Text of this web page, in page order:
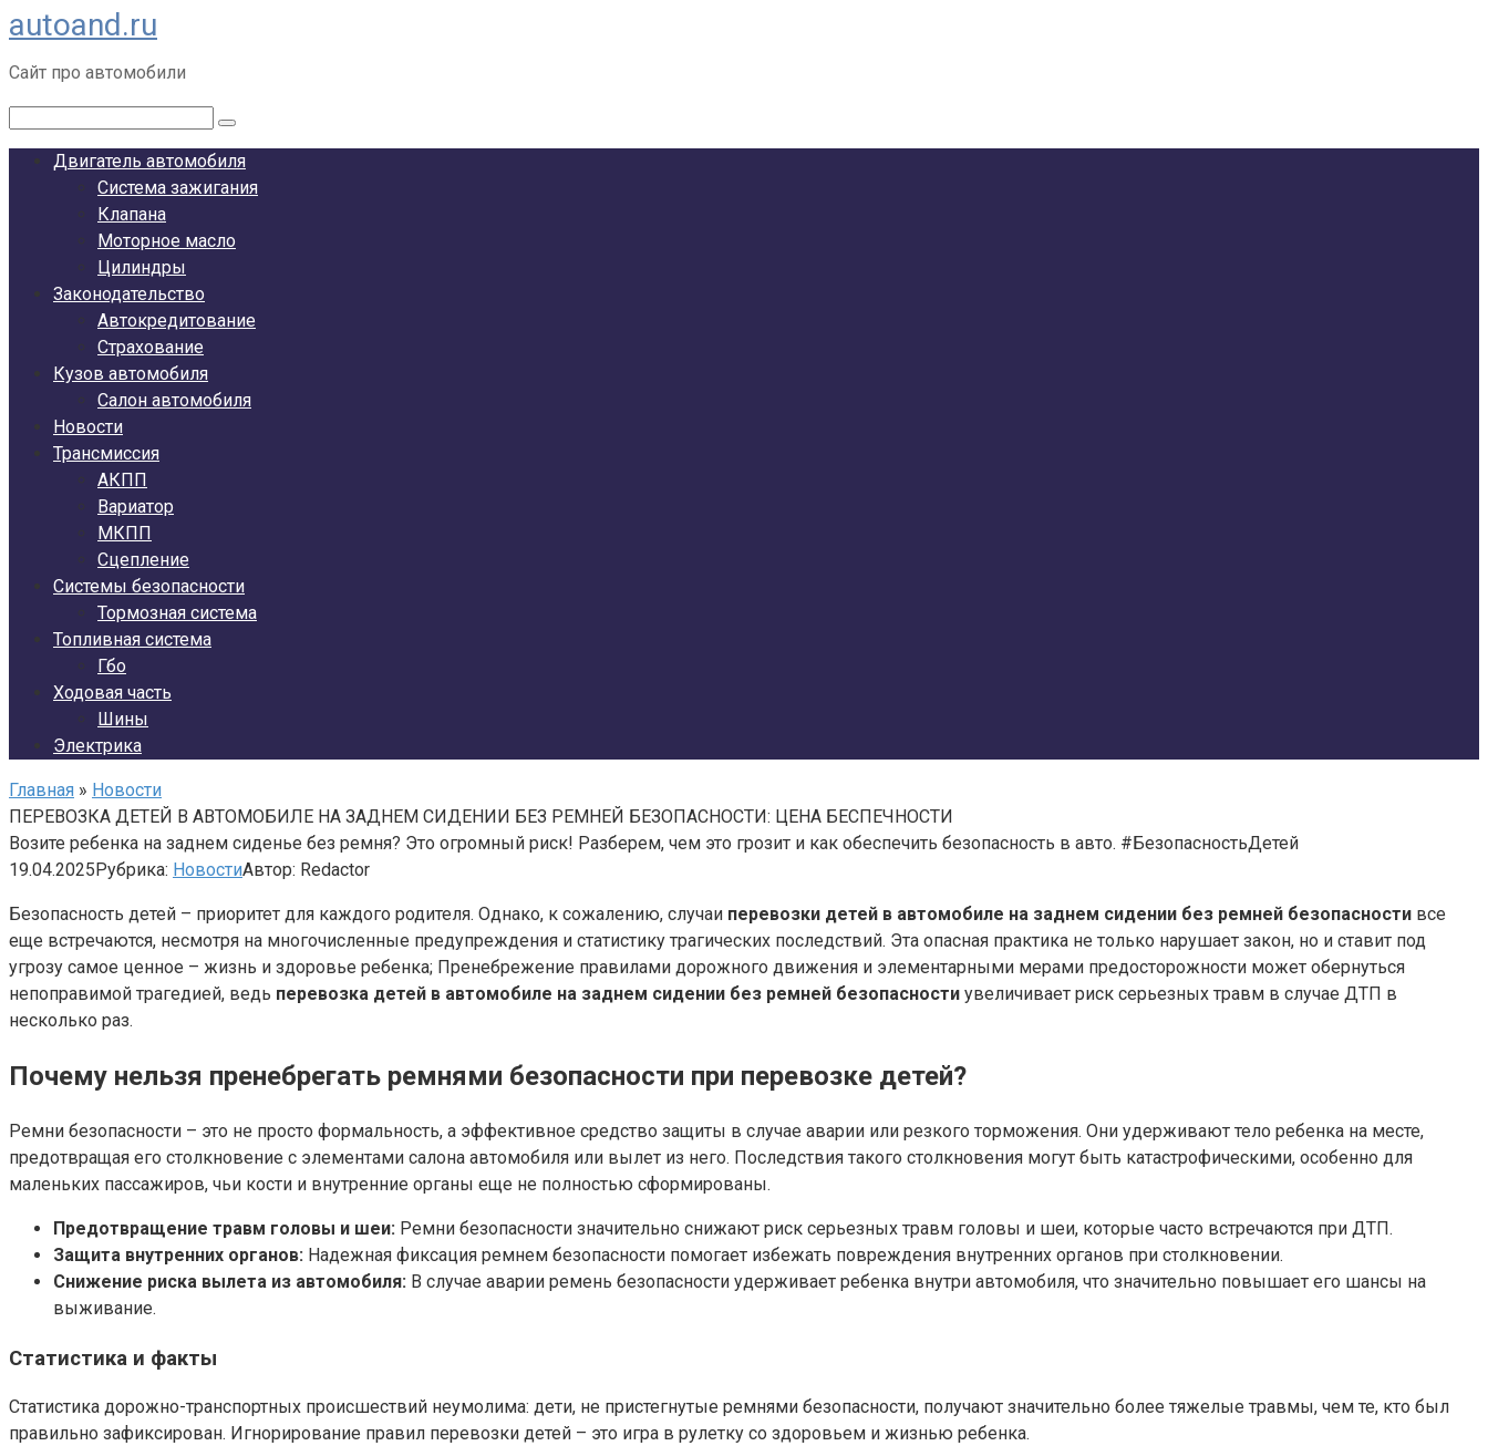
Перейти
к
контенту
autoand.ru
Сайт про автомобили
Двигатель автомобиля
Система зажигания
Клапана
Моторное масло
Цилиндры
Законодательство
Автокредитование
Страхование
Кузов автомобиля
Салон автомобиля
Новости
Трансмиссия
АКПП
Вариатор
МКПП
Сцепление
Системы безопасности
Тормозная система
Топливная система
Гбо
Ходовая часть
Шины
Электрика
Главная » Новости
ПЕРЕВОЗКА ДЕТЕЙ В АВТОМОБИЛЕ НА ЗАДНЕМ СИДЕНИИ БЕЗ РЕМНЕЙ БЕЗОПАСНОСТИ: ЦЕНА БЕСПЕЧНОСТИ
Возите ребенка на заднем сиденье без ремня? Это огромный риск! Разберем, чем это грозит и как обеспечить безопасность в авто. #БезопасностьДетей
19.04.2025Рубрика: НовостиАвтор: Redactor
Безопасность детей – приоритет для каждого родителя. Однако, к сожалению, случаи перевозки детей в автомобиле на заднем сидении без ремней безопасности все
еще встречаются, несмотря на многочисленные предупреждения и статистику трагических последствий. Эта опасная практика не только нарушает закон, но и ставит под
угрозу самое ценное – жизнь и здоровье ребенка; Пренебрежение правилами дорожного движения и элементарными мерами предосторожности может обернуться
непоправимой трагедией, ведь перевозка детей в автомобиле на заднем сидении без ремней безопасности увеличивает риск серьезных травм в случае ДТП в
несколько раз.
Почему нельзя пренебрегать ремнями безопасности при перевозке детей?
Ремни безопасности – это не просто формальность, а эффективное средство защиты в случае аварии или резкого торможения. Они удерживают тело ребенка на месте,
предотвращая его столкновение с элементами салона автомобиля или вылет из него. Последствия такого столкновения могут быть катастрофическими, особенно для
маленьких пассажиров, чьи кости и внутренние органы еще не полностью сформированы.
Предотвращение травм головы и шеи: Ремни безопасности значительно снижают риск серьезных травм головы и шеи, которые часто встречаются при ДТП.
Защита внутренних органов: Надежная фиксация ремнем безопасности помогает избежать повреждения внутренних органов при столкновении.
Снижение риска вылета из автомобиля: В случае аварии ремень безопасности удерживает ребенка внутри автомобиля, что значительно повышает его шансы на
выживание.
Статистика и факты
Статистика дорожно-транспортных происшествий неумолима: дети, не пристегнутые ремнями безопасности, получают значительно более тяжелые травмы, чем те, кто был
правильно зафиксирован. Игнорирование правил перевозки детей – это игра в рулетку со здоровьем и жизнью ребенка.